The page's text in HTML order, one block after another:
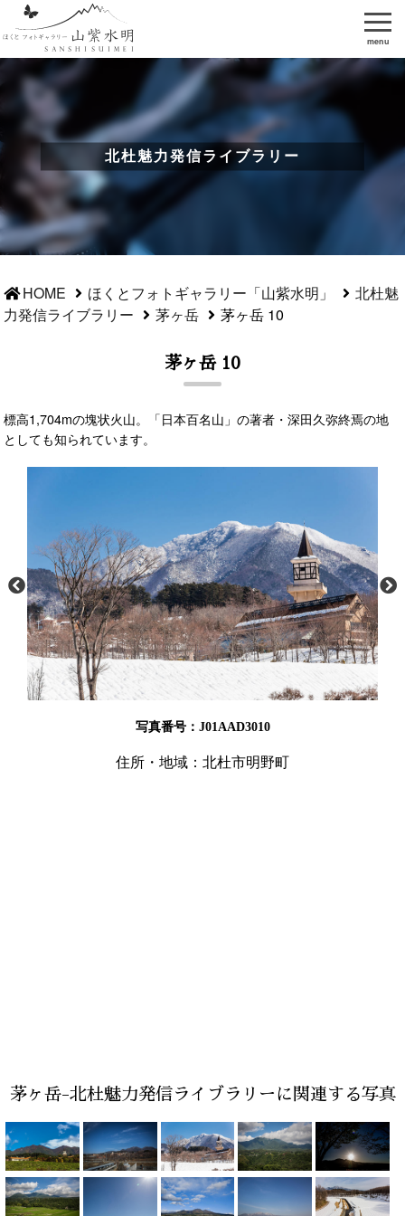
menu
北杜魅力発信ライブラリー
HOME ほくとフォトギャラリー「山紫水明」
北杜魅
力発信ライブラリー
茅ヶ岳 茅ヶ岳 10
茅ヶ岳 10
標高1,704mの塊状火山。「日本百名山」の著者・深田久弥終焉の地
としても知られています。
写真番号：J01AAD3010
住所・地域：北杜市明野町
茅ヶ岳-北杜魅力発信ライブラリーに関連する写真